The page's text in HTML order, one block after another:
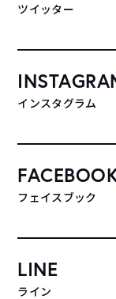
ツイッター
インスタグラム
フェイスブック
LINE
ライン